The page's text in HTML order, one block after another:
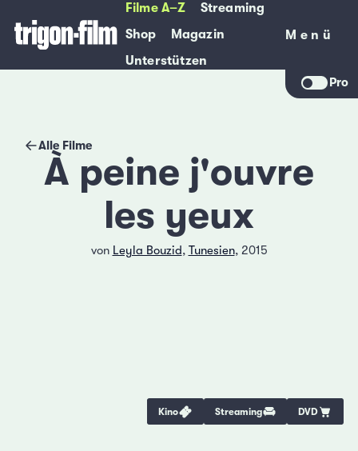
Filme A–Z
Streaming
Shop
Magazin
Unterstützen
Menü
Menü
Pro
Alle Filme
À peine j'ouvre
les yeux
von Leyla Bouzid, Tunesien, 2015
Kino Streaming DVD